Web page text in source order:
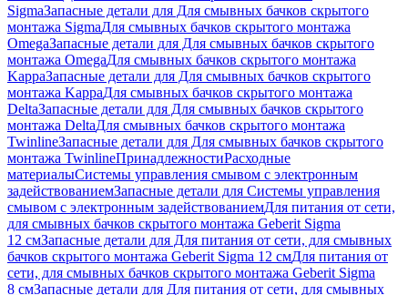
SigmaЗапасные детали для Для смывных бачков скрытого
монтажа SigmaДля смывных бачков скрытого монтажа
OmegaЗапасные детали для Для смывных бачков скрытого
монтажа OmegaДля смывных бачков скрытого монтажа
KappaЗапасные детали для Для смывных бачков скрытого
монтажа KappaДля смывных бачков скрытого монтажа
DeltaЗапасные детали для Для смывных бачков скрытого
монтажа DeltaДля смывных бачков скрытого монтажа
TwinlineЗапасные детали для Для смывных бачков скрытого
монтажа TwinlineПринадлежностиРасходные
материалыСистемы управления смывом с электронным
задействованиемЗапасные детали для Системы управления
смывом с электронным задействованиемДля питания от сети,
для смывных бачков скрытого монтажа Geberit Sigma
12 смЗапасные детали для Для питания от сети, для смывных
бачков скрытого монтажа Geberit Sigma 12 смДля питания от
сети, для смывных бачков скрытого монтажа Geberit Sigma
8 смЗапасные детали для Для питания от сети, для смывных